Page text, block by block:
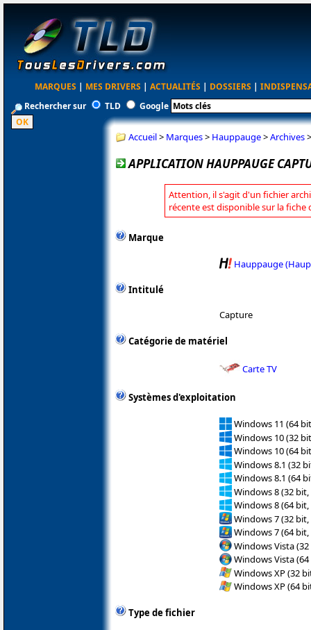
MARQUES | MES DRIVERS | ACTUALITÉS | DOSSIERS |
Rechercher sur
TLD Google
Accueil> Marques> Hauppauge>Archives
APPLICATION HAUPPAUGE
Attention, il s'agit d'un fichier
récente est disponible sur la fiche
Marque
Hauppauge
Intitulé
Capture
Catégorie de matériel
Carte TV
Systèmes d'exploitation
Windows 11 (64
Windows 10 (32
Windows 10 (64
Windows 8.1 (32
Windows 8.1 (64
Windows 8 (32 bit,
Windows 8 (64 bit,
Windows 7 (32 bit,
Windows 7 (64 bit,
Windows Vista
Windows Vista
Windows XP (32
Windows XP (64
Type de fichier